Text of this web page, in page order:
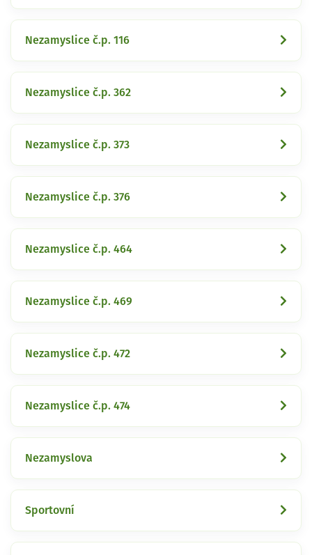
Nezamyslice č.p. 116
Nezamyslice č.p. 362
Nezamyslice č.p. 373
Nezamyslice č.p. 376
Nezamyslice č.p. 464
Nezamyslice č.p. 469
Nezamyslice č.p. 472
Nezamyslice č.p. 474
Nezamyslova
Sportovní